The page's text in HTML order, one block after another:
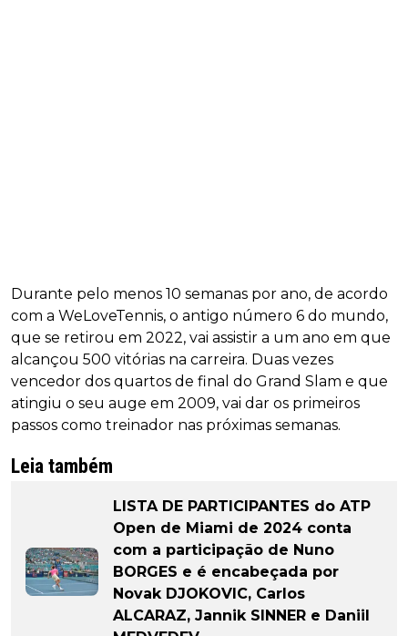
Durante pelo menos 10 semanas por ano, de acordo
com a WeLoveTennis, o antigo número 6 do mundo,
que se retirou em 2022, vai assistir a um ano em que
alcançou 500 vitórias na carreira. Duas vezes
vencedor dos quartos de final do Grand Slam e que
atingiu o seu auge em 2009, vai dar os primeiros
passos como treinador nas próximas semanas.
Leia também
LISTA DE PARTICIPANTES do ATP
Open de Miami de 2024 conta
com a participação de Nuno
BORGES e é encabeçada por
Novak DJOKOVIC, Carlos
ALCARAZ, Jannik SINNER e Daniil